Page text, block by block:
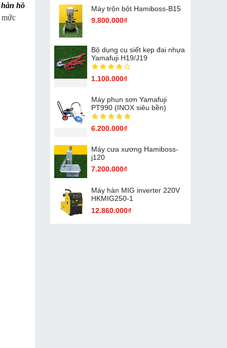
hàn hồ
mức
Máy trộn bột Hamiboss-B15
9.800.000₫
Bộ dụng cụ siết kẹp đai nhựa
Yamafuji H19/J19
1.100.000₫
Máy phun sơn Yamafuji
PT990 (INOX siêu bền)
6.200.000₫
Máy cưa xương Hamiboss-
j120
7.200.000₫
Máy hàn MIG inverter 220V
HKMIG250-1
12.860.000₫